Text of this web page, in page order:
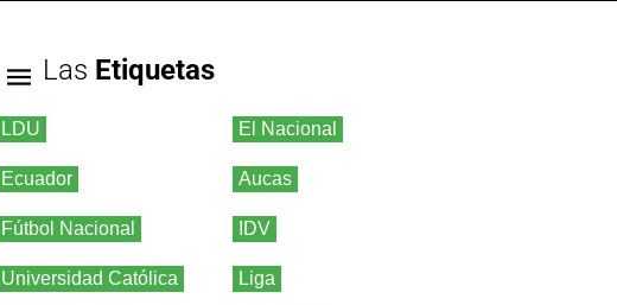
Las Etiquetas
LDU El Nacional
Ecuador Aucas
Fútbol Nacional IDV
Universidad Católica Liga